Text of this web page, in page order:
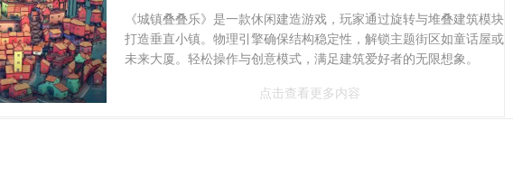
《城镇叠叠乐》是一款休闲建造游戏，玩家通过旋转与堆叠建筑模块
打造垂直小镇。物理引擎确保结构稳定性，解锁主题街区如童话屋或
未来大厦。轻松操作与创意模式，满足建筑爱好者的无限想象。
点击查看更多内容